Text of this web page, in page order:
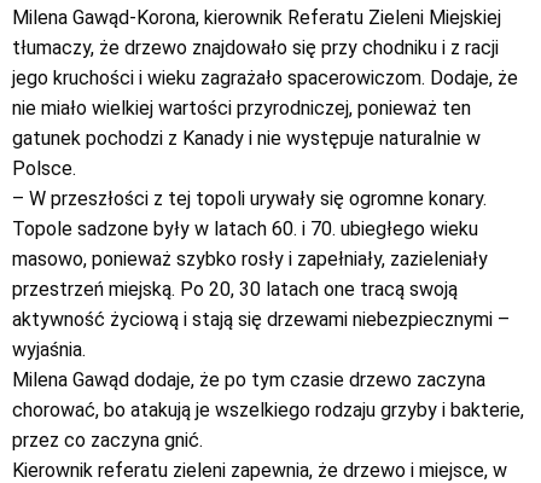
Milena Gawąd-Korona, kierownik Referatu Zieleni Miejskiej
tłumaczy, że drzewo znajdowało się przy chodniku i z racji
jego kruchości i wieku zagrażało spacerowiczom. Dodaje, że
nie miało wielkiej wartości przyrodniczej, ponieważ ten
gatunek pochodzi z Kanady i nie występuje naturalnie w
Polsce.
– W przeszłości z tej topoli urywały się ogromne konary.
Topole sadzone były w latach 60. i 70. ubiegłego wieku
masowo, ponieważ szybko rosły i zapełniały, zazieleniały
przestrzeń miejską. Po 20, 30 latach one tracą swoją
aktywność życiową i stają się drzewami niebezpiecznymi –
wyjaśnia.
Milena Gawąd dodaje, że po tym czasie drzewo zaczyna
chorować, bo atakują je wszelkiego rodzaju grzyby i bakterie,
przez co zaczyna gnić.
Kierownik referatu zieleni zapewnia, że drzewo i miejsce, w